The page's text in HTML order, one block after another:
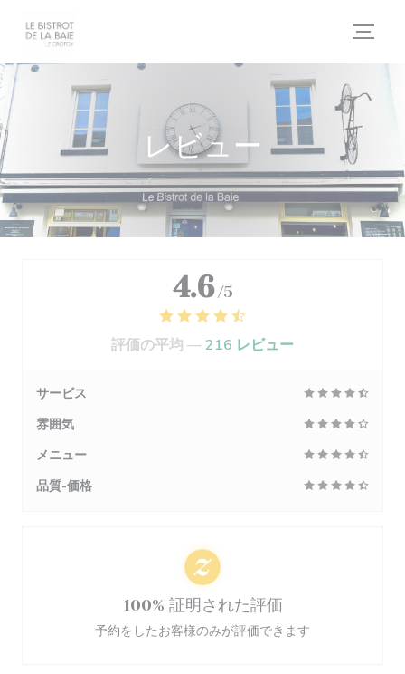
レビュー
4.6 /5
評価の平均 —216 レビュー
サービス
雰囲気
メニュー
品質-価格
100% 証明された評価
予約をしたお客様のみが評価できます